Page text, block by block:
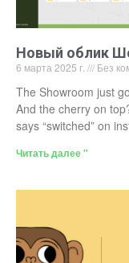
Новый облик
6 марта 2025 г. Без
The Showroom just
And the cherry on
says “switched” on
Читать далее "